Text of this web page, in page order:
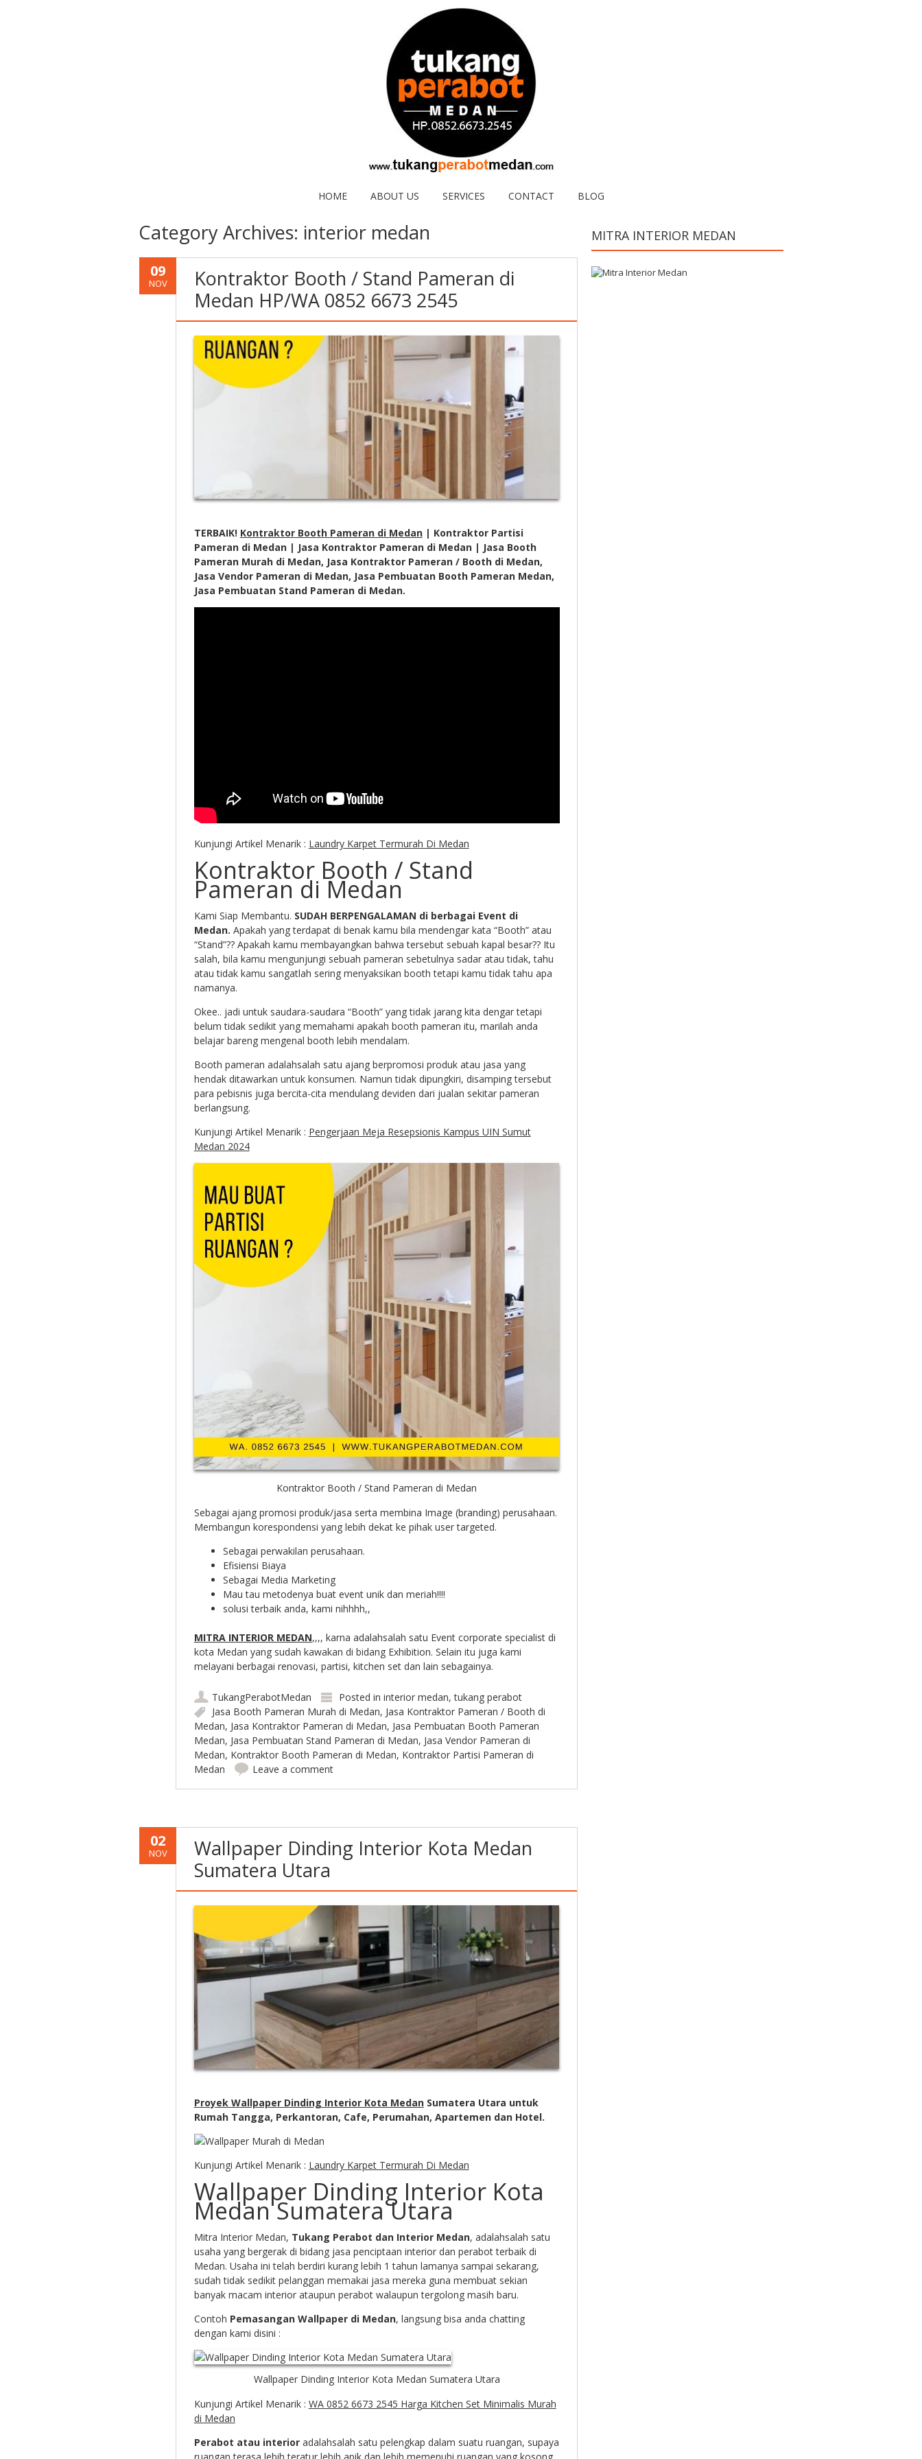
HOME ABOUT US SERVICES CONTACT BLOG
Category Archives: interior medan
09
NOV
Kontraktor Booth / Stand Pameran di
Medan HP/WA 0852 6673 2545
TERBAIK! Kontraktor Booth Pameran di Medan| Kontraktor Partisi
Pameran di Medan | Jasa Kontraktor Pameran di Medan | Jasa Booth
Pameran Murah di Medan, Jasa Kontraktor Pameran / Booth di Medan,
Jasa Vendor Pameran di Medan, Jasa Pembuatan Booth Pameran Medan,
Jasa Pembuatan Stand Pameran di Medan.
Kunjungi Artikel Menarik : Laundry Karpet Termurah Di Medan
Kontraktor Booth / Stand
Pameran di Medan
Kami Siap Membantu. SUDAH BERPENGALAMAN di berbagai Event di
Medan. Apakah yang terdapat di benak kamu bila mendengar kata “Booth” atau
“Stand”?? Apakah kamu membayangkan bahwa tersebut sebuah kapal besar?? Itu
salah, bila kamu mengunjungi sebuah pameran sebetulnya sadar atau tidak, tahu
atau tidak kamu sangatlah sering menyaksikan booth tetapi kamu tidak tahu apa
namanya.
Okee.. jadi untuk saudara-saudara “Booth” yang tidak jarang kita dengar tetapi
belum tidak sedikit yang memahami apakah booth pameran itu, marilah anda
belajar bareng mengenal booth lebih mendalam.
Booth pameran adalahsalah satu ajang berpromosi produk atau jasa yang
hendak ditawarkan untuk konsumen. Namun tidak dipungkiri, disamping tersebut
para pebisnis juga bercita-cita mendulang deviden dari jualan sekitar pameran
berlangsung.
Kunjungi Artikel Menarik : Pengerjaan Meja Resepsionis Kampus UIN Sumut
Medan 2024
Kontraktor Booth / Stand Pameran di Medan
Sebagai ajang promosi produk/jasa serta membina Image (branding) perusahaan.
Membangun korespondensi yang lebih dekat ke pihak user targeted.
Sebagai perwakilan perusahaan.
Efisiensi Biaya
Sebagai Media Marketing
Mau tau metodenya buat event unik dan meriah!!!!
solusi terbaik anda, kami nihhhh,,
MITRA INTERIOR MEDAN,,,, karna adalahsalah satu Event corporate specialist di
kota Medan yang sudah kawakan di bidang Exhibition. Selain itu juga kami
melayani berbagai renovasi, partisi, kitchen set dan lain sebagainya.
TukangPerabotMedan Posted in interior medan,tukang perabot
Jasa Booth Pameran Murah di Medan, Jasa Kontraktor Pameran / Booth di
Medan, Jasa Kontraktor Pameran di Medan, Jasa Pembuatan Booth Pameran
Medan, Jasa Pembuatan Stand Pameran di Medan, Jasa Vendor Pameran di
Medan, Kontraktor Booth Pameran di Medan, Kontraktor Partisi Pameran di
Medan
Leave a comment
02
NOV
Wallpaper Dinding Interior Kota Medan
Sumatera Utara
Proyek Wallpaper Dinding Interior Kota MedanSumatera Utara untuk
Rumah Tangga, Perkantoran, Cafe, Perumahan, Apartemen dan Hotel.
Kunjungi Artikel Menarik : Laundry Karpet Termurah Di Medan
Wallpaper Dinding Interior Kota
Medan Sumatera Utara
Mitra Interior Medan, Tukang Perabot dan Interior Medan, adalahsalah satu
usaha yang bergerak di bidang jasa penciptaan interior dan perabot terbaik di
Medan. Usaha ini telah berdiri kurang lebih 1 tahun lamanya sampai sekarang,
sudah tidak sedikit pelanggan memakai jasa mereka guna membuat sekian
banyak macam interior ataupun perabot walaupun tergolong masih baru.
Contoh Pemasangan Wallpaper di Medan, langsung bisa anda chatting
dengan kami disini :
Wallpaper Dinding Interior Kota Medan Sumatera Utara
Kunjungi Artikel Menarik : WA 0852 6673 2545 Harga Kitchen Set Minimalis Murah
di Medan
Perabot atau interioradalahsalah satu pelengkap dalam suatu ruangan, supaya
MITRA INTERIOR MEDAN